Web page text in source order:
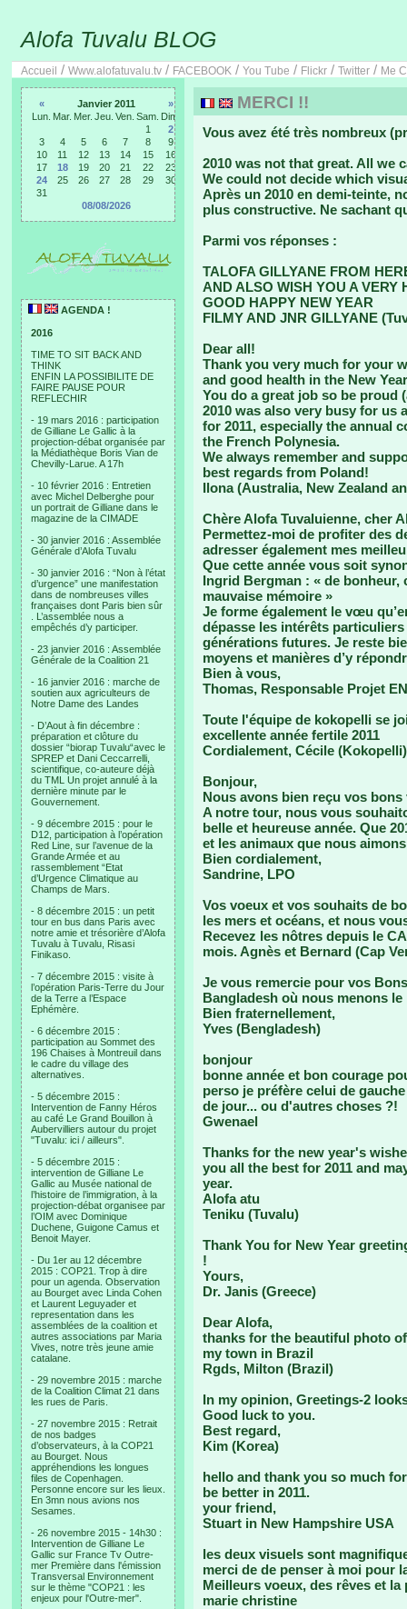
Alofa Tuvalu BLOG
Accueil / Www.alofatuvalu.tv / FACEBOOK / You Tube / Flickr / Twitter / Me
« Janvier 2011
»
Lun. Mar. Mer. Jeu. Ven. Sam. Dim.
1
2
3
4 5 6 7 8
9
10
11 12 13 14 15
16
17
18 19 20 21 22
23
24
25 26 27 28 29
30
31
08/08/2026
AGENDA !
2016
TIME TO SIT BACK AND
THINK
ENFIN LA POSSIBILITE DE
FAIRE PAUSE POUR
REFLECHIR
- 19 mars 2016 : participation
de Gilliane Le Gallic à la
projection-débat organisée par
la Médiathèque Boris Vian de
Chevilly-Larue. A 17h
- 10 février 2016 : Entretien
avec Michel Delberghe pour
un portrait de Gilliane dans le
magazine de la CIMADE
- 30 janvier 2016 : Assemblée
Générale d’Alofa Tuvalu
- 30 janvier 2016 : “Non à l’état
d’urgence” une manifestation
dans de nombreuses villes
françaises dont Paris bien sûr
. L’assemblée nous a
empêchés d’y participer.
- 23 janvier 2016 : Assemblée
Générale de la Coalition 21
- 16 janvier 2016 : marche de
soutien aux agriculteurs de
Notre Dame des Landes
- D’Aout à fin décembre :
préparation et clôture du
dossier “biorap Tuvalu“avec le
SPREP et Dani Ceccarrelli,
scientifique, co-auteure déjà
du TML Un projet annulé à la
dernière minute par le
Gouvernement.
- 9 décembre 2015 : pour le
D12, participation à l’opération
Red Line, sur l’avenue de la
Grande Armée et au
rassemblement “Etat
d’Urgence Climatique au
Champs de Mars.
- 8 décembre 2015 : un petit
tour en bus dans Paris avec
notre amie et trésorière d’Alofa
Tuvalu à Tuvalu, Risasi
Finikaso.
- 7 décembre 2015 : visite à
l’opération Paris-Terre du Jour
de la Terre a l’Espace
Ephémère.
- 6 décembre 2015 :
participation au Sommet des
196 Chaises à Montreuil dans
le cadre du village des
alternatives.
- 5 décembre 2015 :
Intervention de Fanny Héros
au café Le Grand Bouillon à
Aubervilliers autour du projet
"Tuvalu: ici / ailleurs".
- 5 décembre 2015 :
intervention de Gilliane Le
Gallic au Musée national de
l’histoire de l’immigration, à la
projection-débat organisee par
l’OIM avec Dominique
Duchene, Guigone Camus et
Benoit Mayer.
- Du 1er au 12 décembre
2015 : COP21. Trop à dire
pour un agenda. Observation
au Bourget avec Linda Cohen
et Laurent Leguyader et
representation dans les
assemblées de la coalition et
autres associations par Maria
Vives, notre très jeune amie
catalane.
- 29 novembre 2015 : marche
de la Coalition Climat 21 dans
les rues de Paris.
- 27 novembre 2015 : Retrait
de nos badges
d’observateurs, à la COP21
au Bourget. Nous
appréhendions les longues
files de Copenhagen.
Personne encore sur les lieux.
En 3mn nous avions nos
Sesames.
- 26 novembre 2015 - 14h30 :
Intervention de Gilliane Le
Gallic sur France Tv Outre-
mer Première dans l'émission
Transversal Environnement
sur le thème "COP21 : les
enjeux pour l'Outre-mer".
MERCI !!
Vous avez été très nombreux
2010 was not that great. All we
We could not decide which
Après un 2010 en demi-teinte,
plus constructive. Ne sachant
Parmi vos réponses :
TALOFA GILLYANE FROM
AND ALSO WISH YOU A VERY
GOOD HAPPY NEW YEAR
FILMY AND JNR GILLYANE
Dear all!
Thank you very much for your
and good health in the New
You do a great job so be proud
2010 was also very busy for us
for 2011, especially the annual
the French Polynesia.
We always remember and
best regards from Poland!
Ilona (Australia, New Zealand
Chère Alofa Tuvaluienne, cher
Permettez-moi de profiter des
adresser également mes
Que cette année vous soit
Ingrid Bergman : « de bonheur,
mauvaise mémoire »
Je forme également le vœu
dépasse les intérêts
générations futures. Je reste
moyens et manières d’y
Bien à vous,
Thomas, Responsable Projet
Toute l'équipe de kokopelli se
excellente année fertile 2011
Cordialement, Cécile (Kokopelli)
Bonjour,
Nous avons bien reçu vos
A notre tour, nous vous
belle et heureuse année. Que
et les animaux que nous
Bien cordialement,
Sandrine, LPO
Vos voeux et vos souhaits de
les mers et océans, et nous
Recevez les nôtres depuis le
mois. Agnès et Bernard (Cap
Je vous remercie pour vos
Bangladesh où nous menons le
Bien fraternellement,
Yves (Bengladesh)
bonjour
bonne année et bon courage
perso je préfère celui de
de jour... ou d'autres choses ?!
Gwenael
Thanks for the new year's
you all the best for 2011 and
year.
Alofa atu
Teniku (Tuvalu)
Thank You for New Year
!
Yours,
Dr. Janis (Greece)
Dear Alofa,
thanks for the beautiful photo
my town in Brazil
Rgds, Milton (Brazil)
In my opinion, Greetings-2
Good luck to you.
Best regard,
Kim (Korea)
hello and thank you so much
be better in 2011.
your friend,
Stuart in New Hampshire USA
les deux visuels sont
merci de de penser à moi pour
Meilleurs voeux, des rêves et la
marie christine